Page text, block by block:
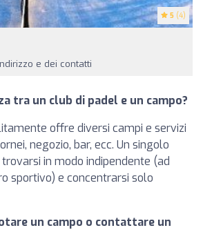
5 (4)
e dei contatti
tra un club di padel e un campo?
offre diversi campi e servizi
negozio, bar, ecc. Un singolo
in modo indipendente (ad
sportivo) e concentrarsi solo
un campo o contattare un